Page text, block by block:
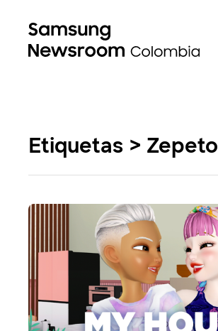
Etiquetas > Zepeto